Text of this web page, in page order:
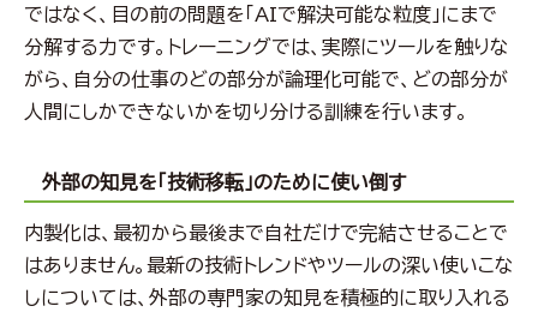
ではなく、目の前の問題を「AIで解決可能な粒度」にまで
分解する力です。トレーニングでは、実際にツールを触りな
がら、自分の仕事のどの部分が論理化可能で、どの部分が
人間にしかできないかを切り分ける訓練を行います。
外部の知見を「技術移転」のために使い倒す
内製化は、最初から最後まで自社だけで完結させることで
はありません。最新の技術トレンドやツールの深い使いこな
しについては、外部の専門家の知見を積極的に取り入れる